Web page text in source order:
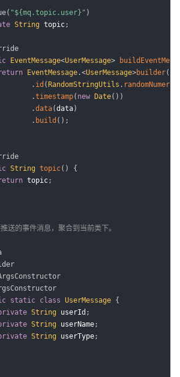
( "${mq.topic.user}" )
String topic ;
EventMessage<UserMessage>
EventMessage .<UserMessage>builder(
. id (RandomStringUtils . randomNumeric
.timestamp( new Date( ) )
.data(data)
. build ( ) ;
String topic( )
{
topic ;
送的事件消息，聚合到当前类下。
static class UserMessage {
String userId ;
String userName ;
String userType ;